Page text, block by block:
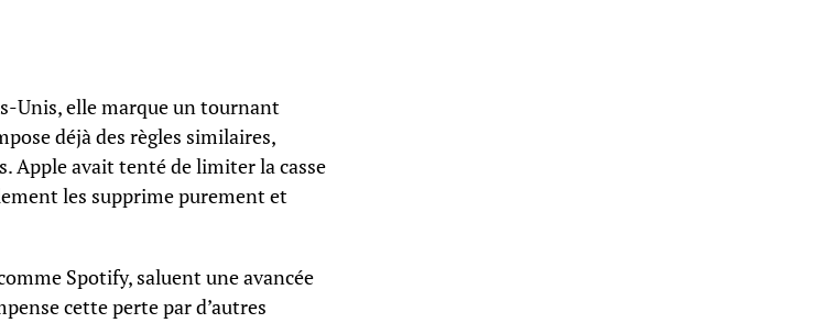
Unis, elle marque un tournant
déjà des règles similaires,
Apple avait tenté de limiter la casse
les supprime purement et
Spotify, saluent une avancée
cette perte par d’autres